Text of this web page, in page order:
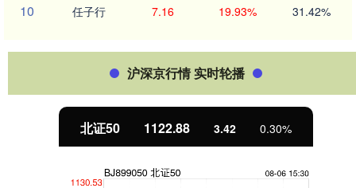
10 任子行 7.16 19.93% 31.42%
沪深京行情 实时轮播
北证50 1122.88 3.42 0.30%